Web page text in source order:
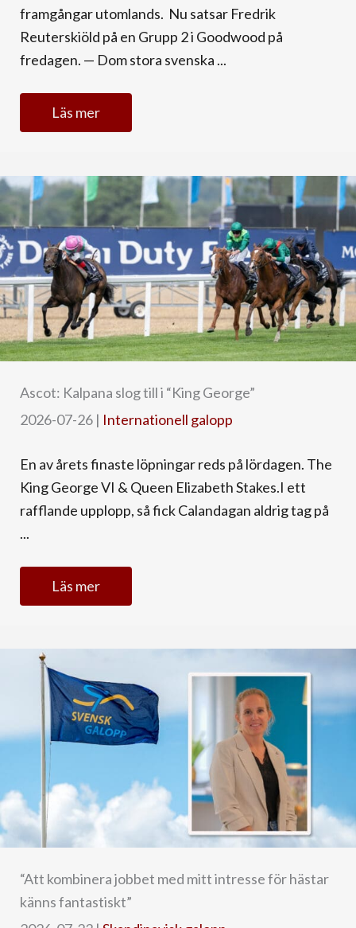
framgångar utomlands. Nu satsar Fredrik
Reuterskiöld på en Grupp 2 i Goodwood på
fredagen. — Dom stora svenska ...
Läs mer
Ascot: Kalpana slog till i “King George”
2026-07-26 | Internationell galopp
En av årets finaste löpningar reds på lördagen. The
King George VI & Queen Elizabeth Stakes.I ett
rafflande upplopp, så fick Calandagan aldrig tag på
...
Läs mer
“Att kombinera jobbet med mitt intresse för hästar
känns fantastiskt”